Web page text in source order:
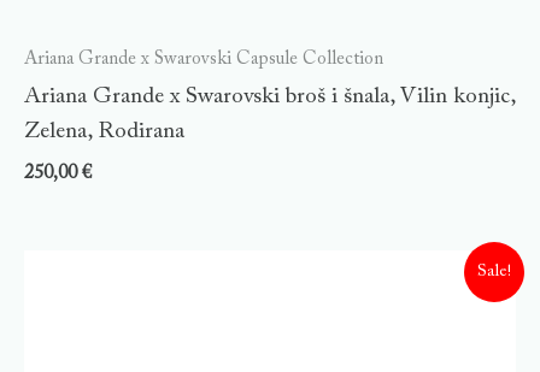
Ariana Grande x Swarovski Capsule Collection
Ariana Grande x Swarovski broš i šnala, Vilin konjic,
Zelena, Rodirana
250,00€
Sale!